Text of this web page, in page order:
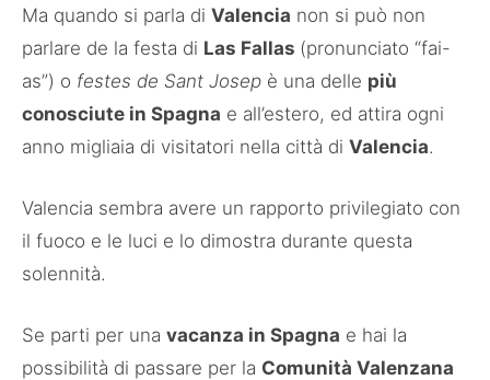
Ma quando si parla di Valencia non si può non
parlare de la festa di Las Fallas (pronunciato “fai-
as”) o festes de Sant Josep è una delle più
conosciute in Spagna e all’estero, ed attira ogni
anno migliaia di visitatori nella città di Valencia.
Valencia sembra avere un rapporto privilegiato con
il fuoco e le luci e lo dimostra durante questa
solennità.
Se parti per una vacanza in Spagna e hai la
possibilità di passare per la Comunità Valenzana